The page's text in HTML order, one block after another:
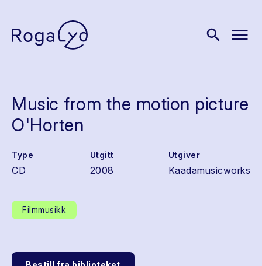
search menu
Music from the motion picture
O'Horten
Type
CD
Utgitt
2008
Utgiver
Kaadamusicworks
Filmmusikk